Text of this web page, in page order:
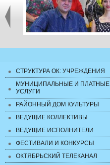
СТРУКТУРА ОК: УЧРЕЖДЕНИЯ
МУНИЦИПАЛЬНЫЕ И ПЛАТНЫЕ
УСЛУГИ
РАЙОННЫЙ ДОМ КУЛЬТУРЫ
ВЕДУЩИЕ КОЛЛЕКТИВЫ
ВЕДУЩИЕ ИСПОЛНИТЕЛИ
ФЕСТИВАЛИ И КОНКУРСЫ
ОКТЯБРЬСКИЙ ТЕЛЕКАНАЛ